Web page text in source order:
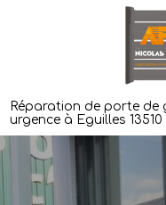
Réparation de porte de
urgence à Eguilles 13510
Panneau de gestion des